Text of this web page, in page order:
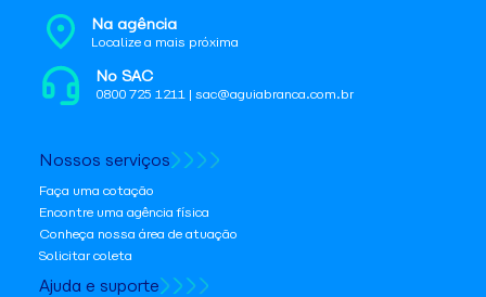
Na agência
Localize a mais próxima
No SAC
0800 725 1211 | sac@aguiabranca.com.br
Nossos serviços
Faça uma cotação
Encontre uma agência física
Conheça nossa área de atuação
Solicitar coleta
Ajuda e suporte